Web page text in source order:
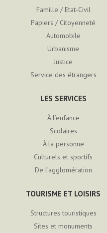
Famille / Etat-Civil
Papiers / Citoyenneté
Automobile
Urbanisme
Justice
Service des étrangers
LES SERVICES
À l’enfance
Scolaires
À la personne
Culturels et sportifs
De l’agglomération
TOURISME ET LOISIRS
Structures touristiques
Sites et monuments